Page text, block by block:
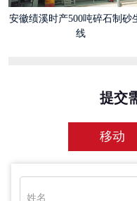
安徽绩溪时产500吨碎石制砂
线
提交
移动